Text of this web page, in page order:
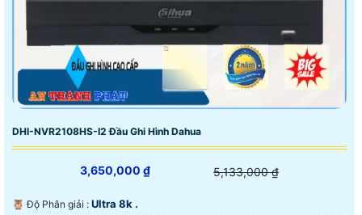
DHI-NVR2108HS-I2 Đầu Ghi Hình Dahua
3,650,000 ₫ 5,133,000 ₫
🦉 Độ Phân giải : Ultra 8k .